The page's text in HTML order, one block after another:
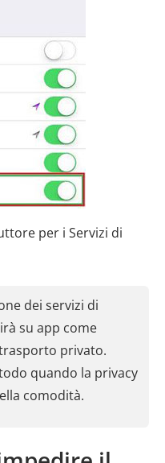
per i Servizi di
dei servizi di
su app come
privato.
quando la privacy
comodità.